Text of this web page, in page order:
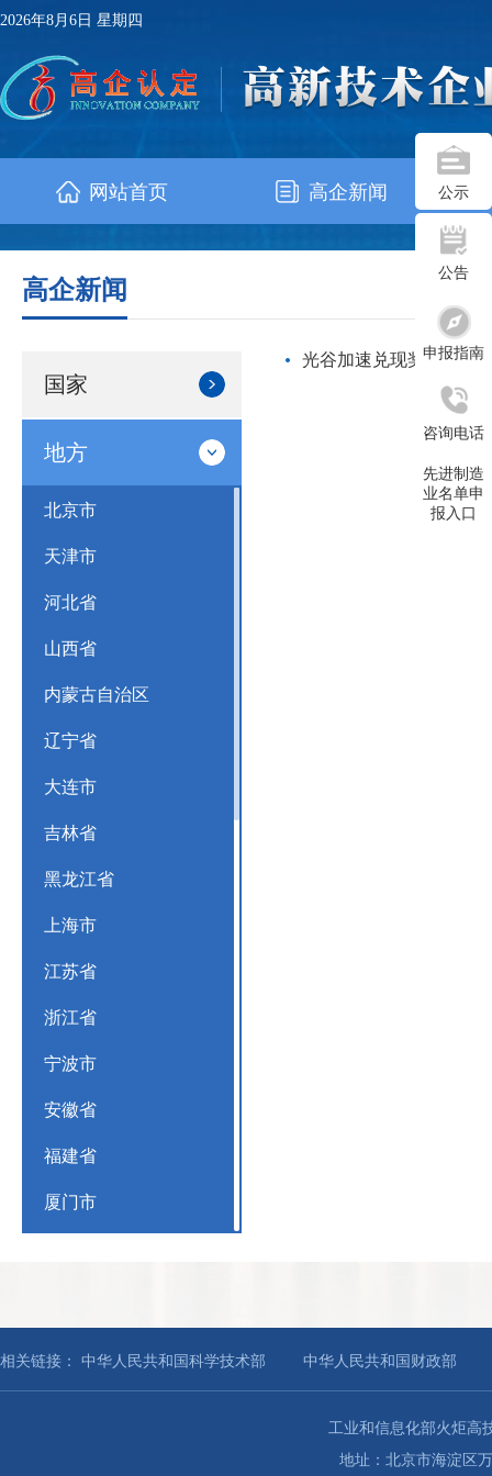
2026年8月6日 星期四
网站首页 高企新闻 公示
公告
申报指南
咨询电话
先进制造
业名单申
报入口
高企新闻
国家
地方
北京市
天津市
河北省
山西省
内蒙古自治区
辽宁省
大连市
吉林省
黑龙江省
上海市
江苏省
浙江省
宁波市
安徽省
福建省
厦门市
河南省
光谷加速兑现奖补资金
相关链接： 中华人民共和国科学技术部 中华人民共和国财政部
工业和信息化部火炬高
地址：北京市海淀区